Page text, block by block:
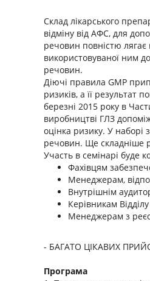
Склад лікарського
відміну від АФС, для
речовин повністю лягає
використовуваної ним
речовин.
Діючі правила GMP
ризиків, а її результат
березні 2015 року в
виробництві ГЛЗ
оцінка ризику. У наборі
речовин. Ще складніше
Участь в семінарі буде
Фахівцям
Менеджерам,
Внутрішнім
Керівникам
Менеджерам з
- БАГАТО ЦІКАВИХ
Програма